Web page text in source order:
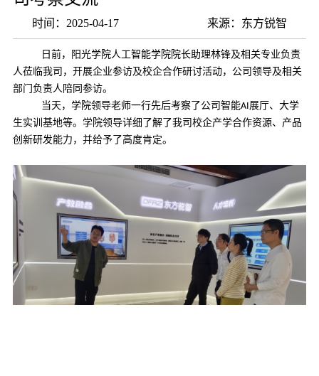
时间：2025-04-17 来源：东方锐智
日前， 阳光学院人工智能学院院长助理林锋及相关专业负责
人莅临我司，开展企业参访及校企合作研讨活动，公司领导及相关
部门负责人陪同参访。
当天，学院领导老师一行先后考察了公司智能AI展厅、大学
生实训基地等。学院领导详细了解了我司校企产学合作资源、产品
创新研发能力，并给予了高度肯定。